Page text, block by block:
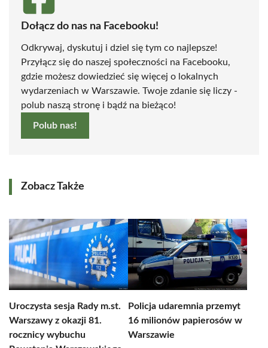
Dołącz do nas na Facebooku!
Odkrywaj, dyskutuj i dziel się tym co najlepsze!
Przyłącz się do naszej społeczności na Facebooku,
gdzie możesz dowiedzieć się więcej o lokalnych
wydarzeniach w Warszawie. Twoje zdanie się liczy -
polub naszą stronę i bądź na bieżąco!
Polub nas!
Zobacz Także
Uroczysta sesja Rady m.st.
Warszawy z okazji 81.
rocznicy wybuchu
Policja udaremnia przemyt
16 milionów papierosów w
Warszawie